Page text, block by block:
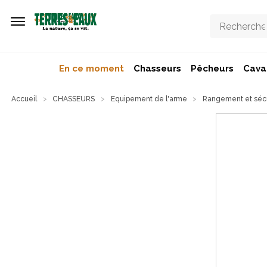
En ce moment Chasseurs Pêcheurs
Accueil CHASSEURS Equipement de l'arme Rangement et